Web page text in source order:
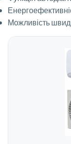
Можливість